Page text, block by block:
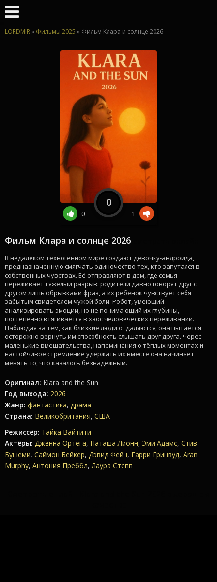
LORDMIR» Фильмы 2025 » Фильм Клара и солнце 2026
Фильм Клара и солнце 2026
В недалёком техногенном мире создают девочку-андроида,
предназначенную смягчать одиночество тех, кто запутался в
собственных чувствах. Её отправляют в дом, где семья
переживает тяжёлый разрыв: родители давно говорят друг с
другом лишь обрывками фраз, а их ребёнок чувствует себя
забытым свидетелем чужой боли. Робот, умеющий
анализировать эмоции, но не понимающий их глубины,
постепенно втягивается в хаос человеческих переживаний.
Наблюдая за тем, как близкие люди отдаляются, она пытается
осторожно вернуть им способность слышать друг друга. Через
маленькие вмешательства, напоминания о тёплых моментах и
настойчивое стремление удержать их вместе она начинает
менять то, что казалось безнадёжным.
Оригинал: Klara and the Sun
Год выхода: 2026
Жанр: фантастика, драма
Страна: Великобритания, США
Режиссёр: Тайка Вайтити
Актёры: Дженна Ортега, Наташа Лионн, Эми Адамс, Стив
Бушеми, Саймон Бейкер, Дэвид Фейн, Гарри Гринвуд, Aran
Murphy, Антония Преббл,Лаура Степп
0
0
1